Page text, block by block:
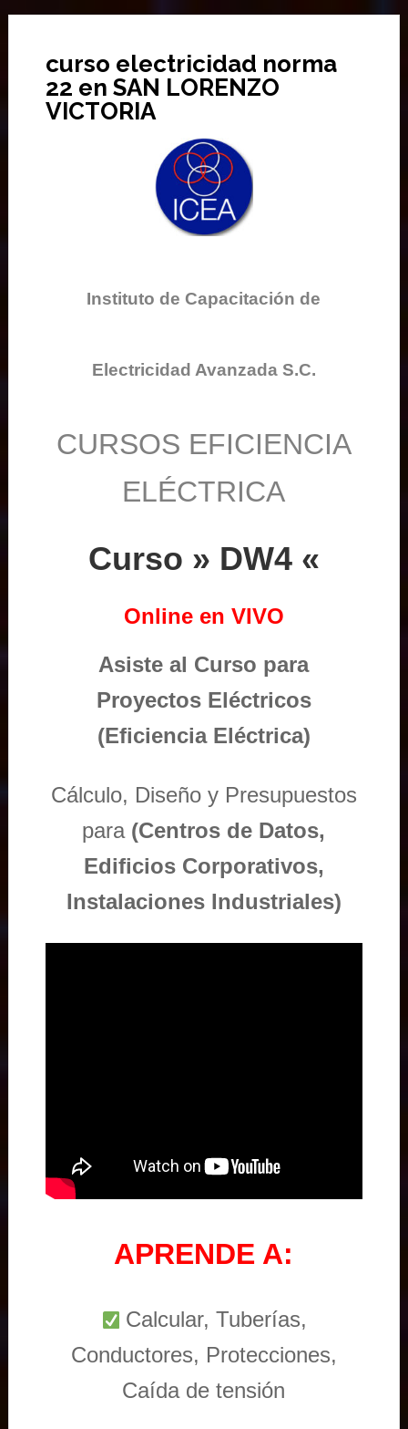
curso electricidad norma
22 en SAN LORENZO
VICTORIA
Instituto de Capacitación de
Electricidad Avanzada S.C.
CURSOS EFICIENCIA
ELÉCTRICA
Curso » DW4 «
Online en VIVO
Asiste al Curso para
Proyectos Eléctricos
(Eficiencia Eléctrica)
Cálculo, Diseño y Presupuestos
para (Centros de Datos,
Edificios Corporativos,
Instalaciones Industriales)
APRENDE A:
Calcular, Tuberías,
Conductores, Protecciones,
Caída de tensión